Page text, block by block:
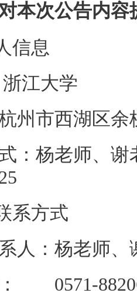
本次公告内
信息
：浙江
杭州市
：杨老师、谢
系方式
人：杨老师、
0571-